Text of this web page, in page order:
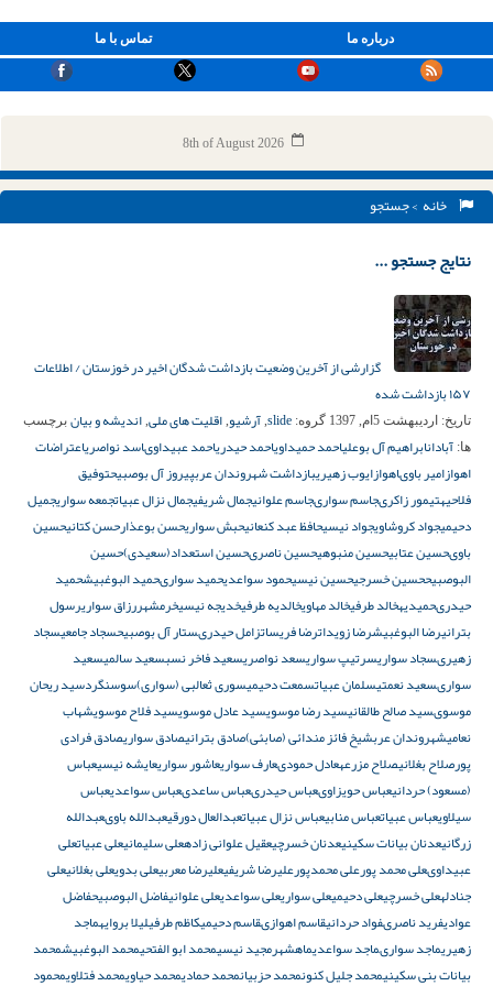
تماس با ما درباره ما
8th of August 2026
خانه > جستجو
نتایج جستجو ...
گزارشی از آخرین وضعیت بازداشت شدگان اخیر در خوزستان / اطلاعات
۱۵۷ بازداشت شده
تاریخ: اردیبهشت 5ام, 1397 گروه: slide
, آرشیو, اقلیت های ملی, اندیشه و بیان برچسب
ها: آبادانابراهیم آل بوعلیاحمد حمیداویاحمد حیدریاحمد عبیداوىاسد نواصریاعتراضات
اهوازامیر باوىاهوازایوب زهیریبازداشت شهروندان عربپیروز آل بوصبیحتوفیق
فلاحیهتيمور زاكرىجاسم سوارىجاسم علوانیجمال شريفىجمال نزال عبیاتجمعه سواریجمیل
دحیمیجواد کروشاویجواد نیسیحافظ عبد كنعانيحبش سواریحسن بوعذارحسن کتانیحسين
باوىحسين عتابىحسين منبوهىحسين ناصرىحسین استعداد(سعیدى)حسین
البوصبیححسین خسرجىحسین نیسیحمود سواعدیحميد سوارىحمید البوغبیشحمید
حیدرىحمیدیهخالد طرفىخالد مهاویخالدیه طرفىخدیجه نیسیخرمشهررزاق سواریرسول
بترانیرضا البوغبیشرضا زویداترضا فريساتزامل حيدرىستار آل بوصبیحسجاد جامعیسجاد
زهيرىسجاد سواریسرتیپ سواریسعد نواصریسعيد فاخر نسبسعید سالمىسعید
سوارىسعید نعمتىسلمان عبیاتسمعت دحیمیسوری ثعالبی (سواری)سوسنگردسيد ريحان
موسوىسيد صالح طالقانىسید رضا موسویسید عادل موسویسید فلاح موسویشهاب
نعامیشهروندان عربشيخ فائز مندائى (صابئى)صادق بترانیصادق سواریصادق فرادى
پورصلاح بغلانیصلاح مزرعهعادل حمودىعارف سواریعاشور سواریعایشه نیسیعباس
(مسعود) حردانىعباس حويزاوىعباس حیدرىعباس ساعدىعباس سواعدیعباس
سیلاویعباس عبياتعباس منابىعباس نزال عبیاتعبدالعال دورقىعبدالله باوىعبدالله
زرگانیعدنان بیانات سکینیعدنان خسرچیعقيل علوانى زادهعلى سليمانىعلى عبیاتعلى
عبیداوىعلى محمد پورعلى محمدپورعليرضا شريفىعليرضا معربىعلی بدویعلی بغلانیعلی
جنادلهعلی خسرچیعلی دحیمیعلی سواریعلی سواعدیعلی علوانیفاضل البوصبیحفاضل
عوادیفريد ناصرىفواد حردانیقاسم اهوازىقاسم دحیمیکاظم طرفیلیلا بروایهماجد
زهیریماجد سوارىماجد سواعدیماهشهرمجید نیسیمحمد ابو الفتحيمحمد البوغبیشمحمد
بیانات بنی سکینیمحمد جلیل کنونمحمد حزبیانمحمد حمادیمحمد حیاویمحمد فتلاویمحمود